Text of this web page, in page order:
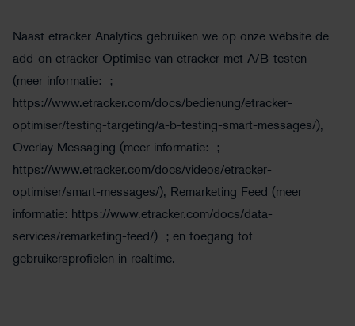
Naast etracker Analytics gebruiken we op onze website de
add-on etracker Optimise van etracker met A/B-testen
(meer informatie: ;
https://www.etracker.com/docs/bedienung/etracker-
optimiser/testing-targeting/a-b-testing-smart-messages/),
Overlay Messaging (meer informatie: ;
https://www.etracker.com/docs/videos/etracker-
optimiser/smart-messages/), Remarketing Feed (meer
informatie: https://www.etracker.com/docs/data-
services/remarketing-feed/) ; en toegang tot
gebruikersprofielen in realtime.